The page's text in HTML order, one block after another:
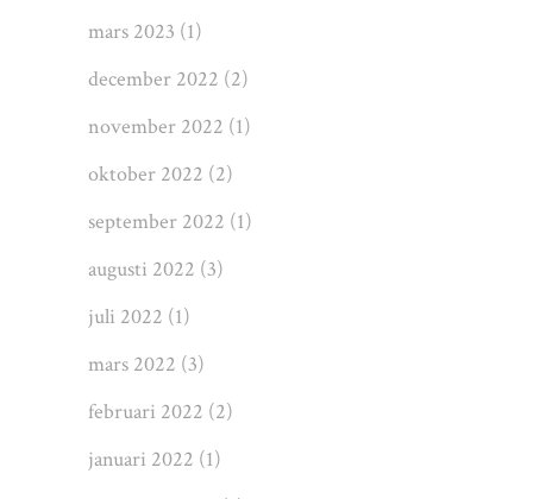
mars 2023 (1)
december 2022 (2)
november 2022 (1)
oktober 2022 (2)
september 2022 (1)
augusti 2022 (3)
juli 2022 (1)
mars 2022 (3)
februari 2022 (2)
januari 2022 (1)